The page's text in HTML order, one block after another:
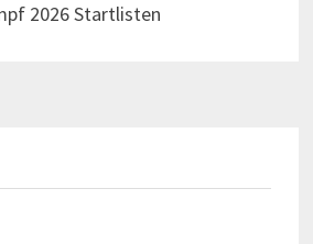
2026 Startlisten